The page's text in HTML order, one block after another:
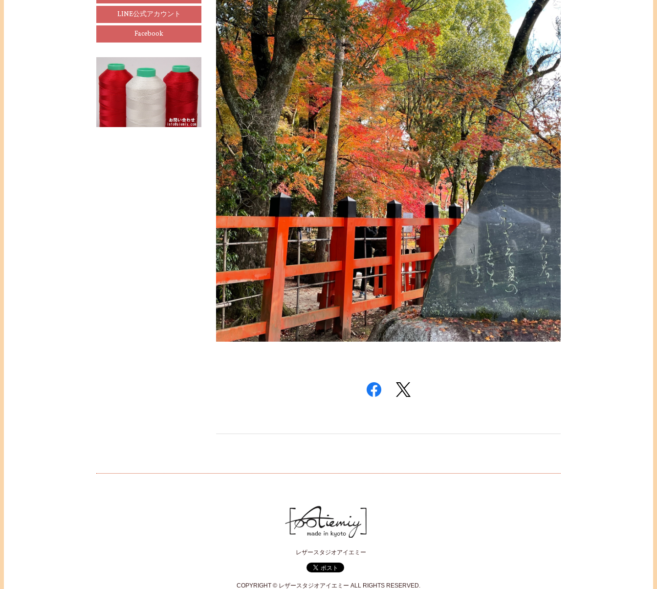
LINE公式アカウント
Facebook
レザースタジオアイエミー
COPYRIGHT © レザースタジオアイエミー ALL RIGHTS RESERVED.